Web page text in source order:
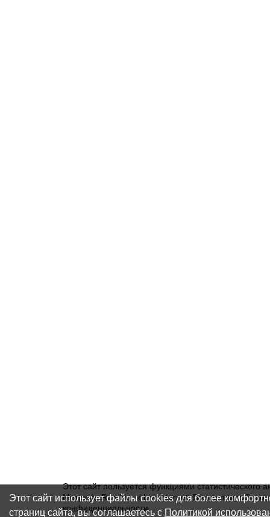
Этот сайт пользуется функциями статистического
Метрика, Rambler и Liveinternet. Более
конфиденциальности
Этот сайт использует файлы cookies для более
страниц сайта, вы соглашаетесь с Политикой